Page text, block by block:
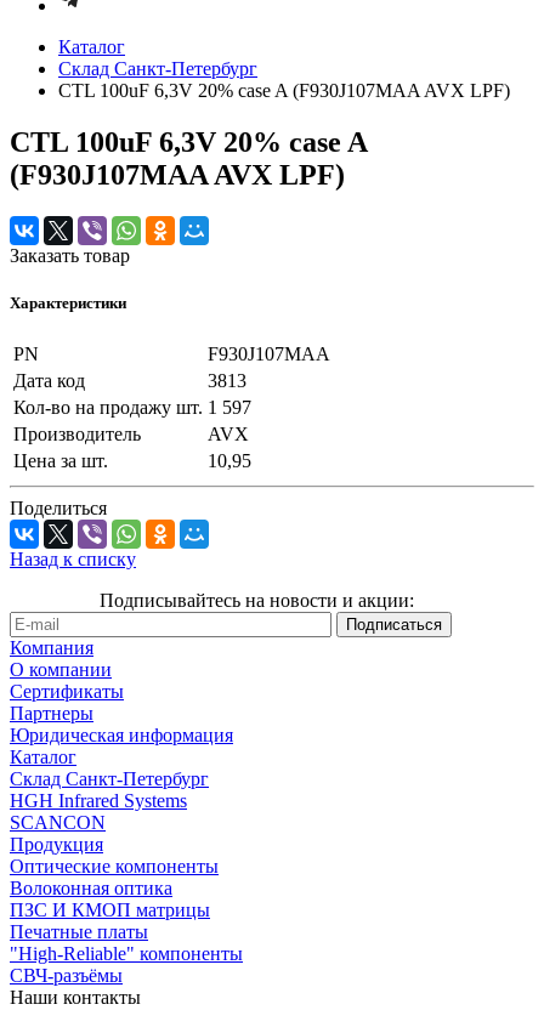
Каталог
Cклад Санкт-Петербург
CTL 100uF 6,3V 20% case A (F930J107MAA AVX LPF)
CTL 100uF 6,3V 20% case A
(F930J107MAA AVX LPF)
Заказать товар
Характеристики
PN
F930J107MAA
Дата код
3813
Кол-во на продажу шт. 1 597
Производитель
AVX
Цена за шт.
10,95
Поделиться
Назад к списку
Подписывайтесь на новости и акции:
Компания
О компании
Сертификаты
Партнеры
Юридическая информация
Каталог
Cклад Санкт-Петербург
HGH Infrared Systems
SCANCON
Продукция
Оптические компоненты
Волоконная оптика
ПЗС И КМОП матрицы
Печатные платы
"High-Reliable" компоненты
СВЧ-разъёмы
Наши контакты